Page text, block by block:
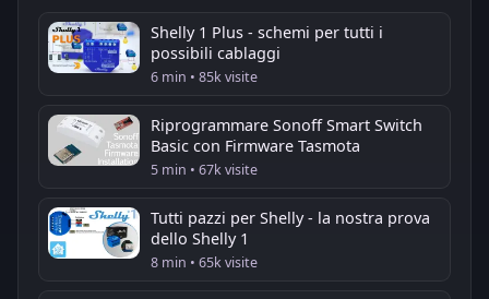
Shelly 1 Plus - schemi per tutti i
possibili cablaggi
6 min • 85k visite
Riprogrammare Sonoff Smart Switch
Basic con Firmware Tasmota
5 min • 67k visite
Tutti pazzi per Shelly - la nostra prova
dello Shelly 1
8 min • 65k visite